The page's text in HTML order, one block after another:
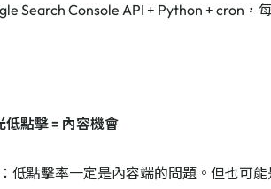
Search Console API + Python + cron，
低點擊 = 內容機會
低點擊率一定是內容端的問題。但也可